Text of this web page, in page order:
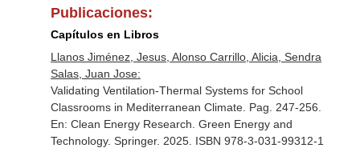
Publicaciones:
Capítulos en Libros
Llanos Jiménez, Jesus, Alonso Carrillo, Alicia, Sendra
Salas, Juan Jose:
Validating Ventilation-Thermal Systems for School
Classrooms in Mediterranean Climate. Pag. 247-256.
En: Clean Energy Research. Green Energy and
Technology. Springer. 2025. ISBN 978-3-031-99312-1